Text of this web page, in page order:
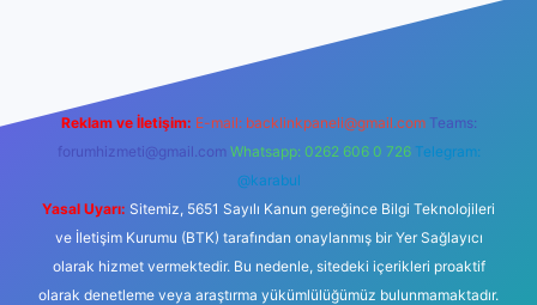
Reklam ve İletişim: E-mail: backlinkpaneli@gmail.com Teams:
forumhizmeti@gmail.com Whatsapp: 0262 606 0 726 Telegram:
@karabul
Yasal Uyarı: Sitemiz, 5651 Sayılı Kanun gereğince Bilgi Teknolojileri
ve İletişim Kurumu (BTK) tarafından onaylanmış bir Yer Sağlayıcı
olarak hizmet vermektedir. Bu nedenle, sitedeki içerikleri proaktif
olarak denetleme veya araştırma yükümlülüğümüz bulunmamaktadır.